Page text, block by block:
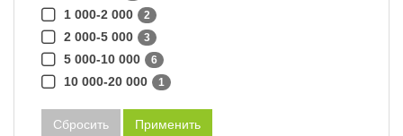
1 000-2 000 2
2 000-5 000 3
5 000-10 000 6
10 000-20 000 1
Сбросить Применить